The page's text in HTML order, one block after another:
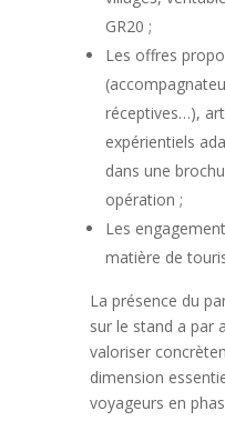
GR20 ;
Les offres
réceptives…),
expérientiels
dans une
opération ;
Les
matière de
La présence du
sur le stand a par
valoriser
dimension
voyageurs en